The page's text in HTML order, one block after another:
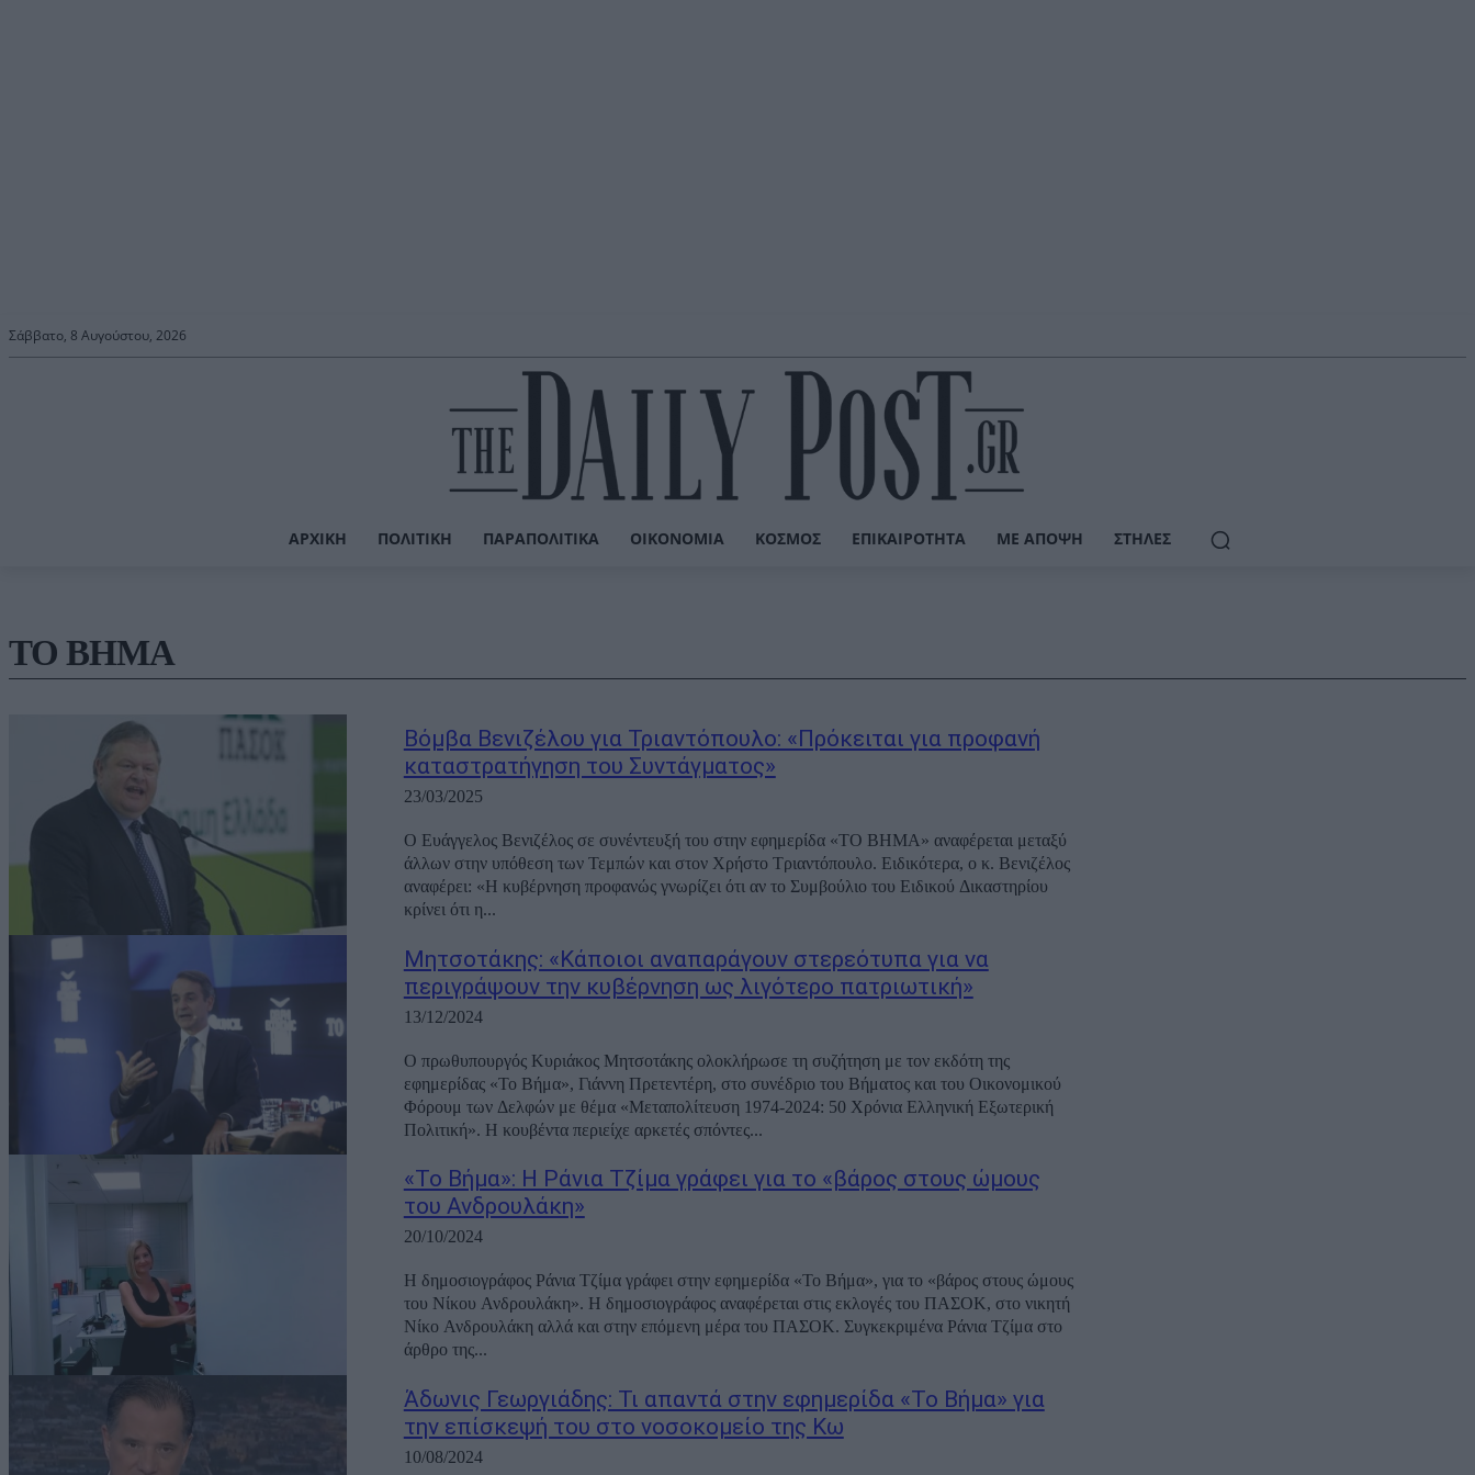
Σάββατο, 8 Αυγούστου, 2026
ΑΡΧΙΚΉ ΠΟΛΙΤΙΚΉ ΠΑΡΑΠΟΛΙΤΙΚΆ ΟΙΚΟΝΟΜΊΑ ΚΌΣΜΟΣ ΕΠΙΚΑΙΡΌΤΗΤΑ ΜΕ ΆΠΟΨΗ ΣΤΉΛΕΣ
ΤΟ ΒΗΜΑ
Βόμβα Βενιζέλου για Τριαντόπουλο: «Πρόκειται για προφανή
καταστρατήγηση του Συντάγματος»
23/03/2025
O Ευάγγελος Βενιζέλος σε συνέντευξή του στην εφημερίδα «ΤΟ ΒΗΜΑ» αναφέρεται μεταξύ
άλλων στην υπόθεση των Τεμπών και στον Χρήστο Τριαντόπουλο. Ειδικότερα, ο κ. Βενιζέλος
αναφέρει: «Η κυβέρνηση προφανώς γνωρίζει ότι αν το Συμβούλιο του Ειδικού Δικαστηρίου
κρίνει ότι η...
Μητσοτάκης: «Κάποιοι αναπαράγουν στερεότυπα για να
περιγράψουν την κυβέρνηση ως λιγότερο πατριωτική»
13/12/2024
Ο πρωθυπουργός Κυριάκος Μητσοτάκης ολοκλήρωσε τη συζήτηση με τον εκδότη της
εφημερίδας «Το Βήμα», Γιάννη Πρετεντέρη, στο συνέδριο του Βήματος και του Οικονομικού
Φόρουμ των Δελφών με θέμα «Μεταπολίτευση 1974-2024: 50 Χρόνια Ελληνική Εξωτερική
Πολιτική». H κουβέντα περιείχε αρκετές σπόντες...
«Το Βήμα»: Η Ράνια Τζίμα γράφει για το «βάρος στους ώμους
του Ανδρουλάκη»
20/10/2024
Η δημοσιογράφος Ράνια Τζίμα γράφει στην εφημερίδα «Το Βήμα», για το «βάρος στους ώμους
του Νίκου Ανδρουλάκη». Η δημοσιογράφος αναφέρεται στις εκλογές του ΠΑΣΟΚ, στο νικητή
Νίκο Ανδρουλάκη αλλά και στην επόμενη μέρα του ΠΑΣΟΚ. Συγκεκριμένα Ράνια Τζίμα στο
άρθρο της...
Άδωνις Γεωργιάδης: Τι απαντά στην εφημερίδα «Το Βήμα» για
την επίσκεψή του στο νοσοκομείο της Κω
10/08/2024